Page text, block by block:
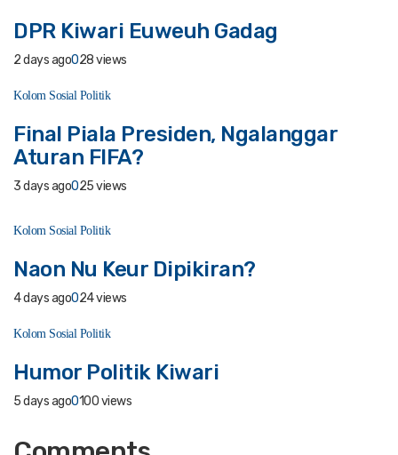
DPR Kiwari Euweuh Gadag
2 days ago028 views
Kolom Sosial Politik
Final Piala Presiden, Ngalanggar
Aturan FIFA?
3 days ago025 views
Kolom Sosial Politik
Naon Nu Keur Dipikiran?
4 days ago024 views
Kolom Sosial Politik
Humor Politik Kiwari
5 days ago0100 views